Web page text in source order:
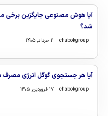
آیا هوش مصنوعی جایگزین برخی
شد؟
chabokgroup ۱۱ خرداد, ۱۴۰۵
آیا هر جستجوی گوگل انرژی
chabokgroup ۱۷ فروردین, ۱۴۰۵